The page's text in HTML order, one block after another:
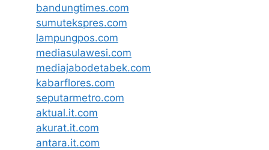
bandungtimes.com
sumutekspres.com
lampungpos.com
mediasulawesi.com
mediajabodetabek.com
kabarflores.com
seputarmetro.com
aktual.it.com
akurat.it.com
antara.it.com